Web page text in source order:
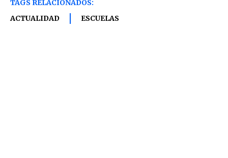
TAGS RELACIONADOS:
ACTUALIDAD
ESCUELAS